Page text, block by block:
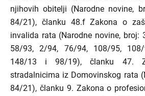
njihovih obitelji (Narodne novine,
84/21), članku 48.f Zakona o
invalida rata (Narodne novine, broj:
58/93, 2/94, 76/94, 108/95,
148/13 i 98/19), članku 47.
stradalnicima iz Domovinskog rata
84/21), članku 9. Zakona o